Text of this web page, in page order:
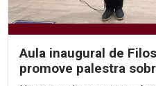
Aula inaugural de
promove palestra